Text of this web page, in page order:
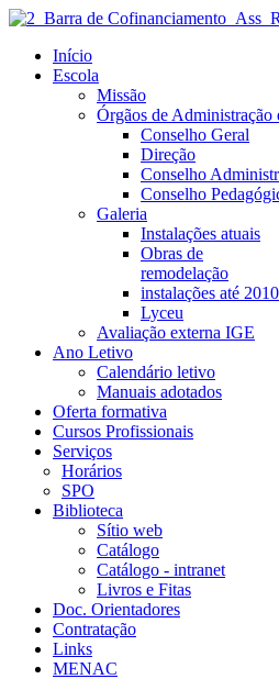
Início
Escola
Missão
Órgãos de Administração
Conselho Geral
Direção
Conselho
Conselho
Galeria
Instalações atuais
Obras de
remodelação
instalações até 2010
Lyceu
Avaliação externa IGE
Ano Letivo
Calendário letivo
Manuais adotados
Oferta formativa
Cursos Profissionais
Serviços
Horários
SPO
Biblioteca
Sítio web
Catálogo
Catálogo - intranet
Livros e Fitas
Doc. Orientadores
Contratação
Links
MENAC